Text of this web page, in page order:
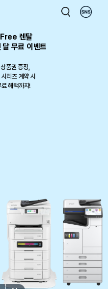
네마
받아가세요!
상의 순간,
권까지 챙겨가세요!
09-30
지 재입고!
FORCE
성도를 높여보세요.
념 이벤트
, 이제 가구까
장을 무료로
터 패키지
출시
비스를 제공합니다.
3만원 증정
팅 공모전
모션
/제본기
서도 사용가능
까지
렌탈
무료 이벤트
품권 증정,
리즈 계약 시
해택까지!